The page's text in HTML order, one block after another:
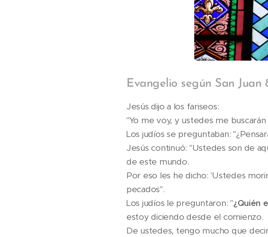
Evangelio según San Juan
Jesús dijo a los fariseos:
"Yo me voy, y ustedes me
Los judíos se preguntaban:
Jesús continuó: "Ustedes son de
de este mundo.
Por eso les he dicho: 'Ustedes
pecados".
Los judíos le preguntaron: "¿Quién
estoy diciendo desde el comienzo.
De ustedes, tengo mucho que